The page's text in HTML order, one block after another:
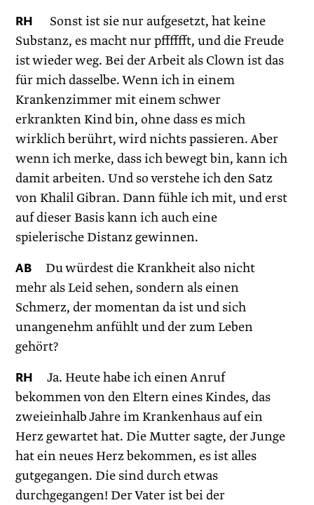
RH Sonst ist sie nur aufgesetzt, hat keine
Substanz, es macht nur pfffffft, und die Freude
ist wieder weg. Bei der Arbeit als Clown ist das
für mich dasselbe. Wenn ich in einem
Krankenzimmer mit einem schwer
erkrankten Kind bin, ohne dass es mich
wirklich berührt, wird nichts passieren. Aber
wenn ich merke, dass ich bewegt bin, kann ich
damit arbeiten. Und so verstehe ich den Satz
von Khalil Gibran. Dann fühle ich mit, und erst
auf dieser Basis kann ich auch eine
spielerische Distanz gewinnen.
AB Du würdest die Krankheit also nicht
mehr als Leid sehen, sondern als einen
Schmerz, der momentan da ist und sich
unangenehm anfühlt und der zum Leben
gehört?
RH Ja. Heute habe ich einen Anruf
bekommen von den Eltern eines Kindes, das
zweieinhalb Jahre im Krankenhaus auf ein
Herz gewartet hat. Die Mutter sagte, der Junge
hat ein neues Herz bekommen, es ist alles
gutgegangen. Die sind durch etwas
durchgegangen! Der Vater ist bei der